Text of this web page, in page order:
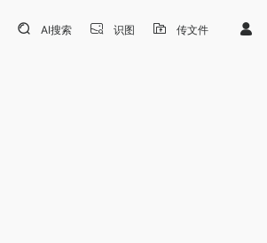
AI搜索 识图 传文件